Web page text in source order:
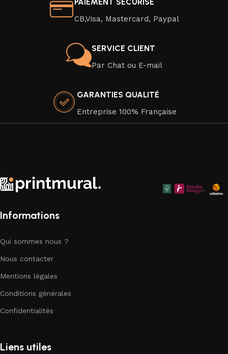
votre intérieur en un clin d'œil en optant pour une nouvelle
affiche moderne ou une affiche au design captivant.
Veuillez noter que nos affiches sont vendues sans cadre,
mais elles sont soigneusement emballées pour une livraison
l'environnement, car nous attachons une grande importance
à la durabilité de nos produits.
parfaite pour compléter votre décor.
CB,Visa, Mastercard, Paypal
SERVICE CLIENT
Par Chat ou E-mail
GARANTIES QUALITÉ
Entreprise 100% Française
Informations
Qui sommes nous ?
Nous contacter
Mentions légales
Conditions générales
Confidentialités
Liens utiles